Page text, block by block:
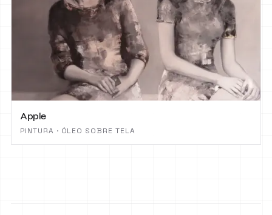
Apple
PINTURA · ÓLEO SOBRE TELA